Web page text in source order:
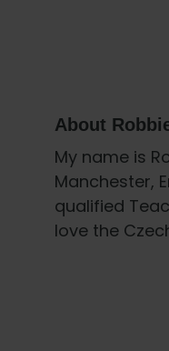
About
My name is
Manchester,
qualified
love the